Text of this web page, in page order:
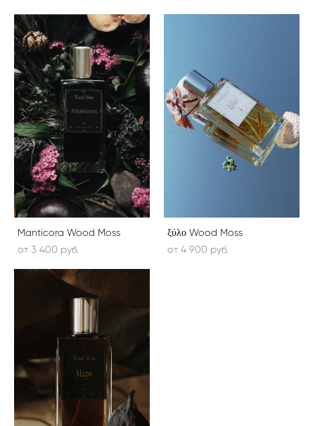
Manticora Wood Moss
от 3 400 pуб.
ξύλο Wood Moss
от 4 900 pуб.